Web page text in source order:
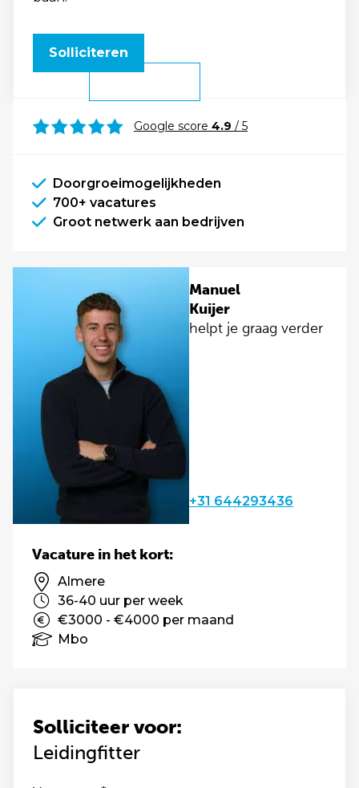
Solliciteren
Google score 4.9 / 5
Doorgroeimogelijkheden
700+ vacatures
Groot netwerk aan bedrijven
Manuel
Kuijer
helpt je graag verder
+31 644293436
Solliciteer voor:
Leidingfitter
Vacature in het kort:
Almere
36-40 uur per week
€3000 - €4000 per maand
Mbo